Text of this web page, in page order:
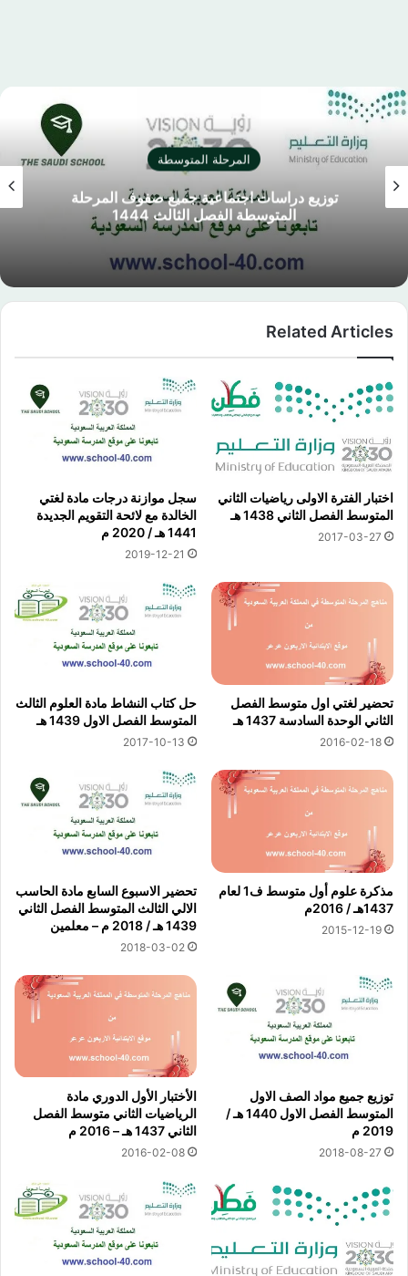
المرحلة المتوسطة
توزيع دراسات اجتماعية جميع صفوف المرحلة
المتوسطة الفصل الثالث 1444
Related Articles
اختبار الفترة الاولى رياضيات الثاني
المتوسط الفصل الثاني 1438 هـ
2017-03-27
سجل موازنة درجات مادة لغتي
الخالدة مع لائحة التقويم الجديدة
1441 هـ / 2020 م
2019-12-21
تحضير لغتي اول متوسط الفصل
الثاني الوحدة السادسة 1437 هـ
2016-02-18
حل كتاب النشاط مادة العلوم الثالث
المتوسط الفصل الاول 1439 هـ
2017-10-13
مذكرة علوم أول متوسط ف1 لعام
1437هـ / 2016م
2015-12-19
تحضير الاسبوع السابع مادة الحاسب
الالي الثالث المتوسط الفصل الثاني
1439 هـ / 2018 م – معلمين
2018-03-02
توزيع جميع مواد الصف الاول
المتوسط الفصل الاول 1440 هـ /
2019 م
2018-08-27
الأختبار الأول الدوري مادة
الرياضيات الثاني متوسط الفصل
الثاني 1437 هـ – 2016 م
2016-02-08